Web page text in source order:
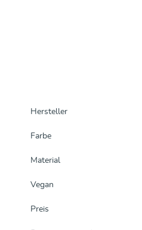
Entdecken & Kaufen
Hersteller
Farbe
Material
Vegan
Preis